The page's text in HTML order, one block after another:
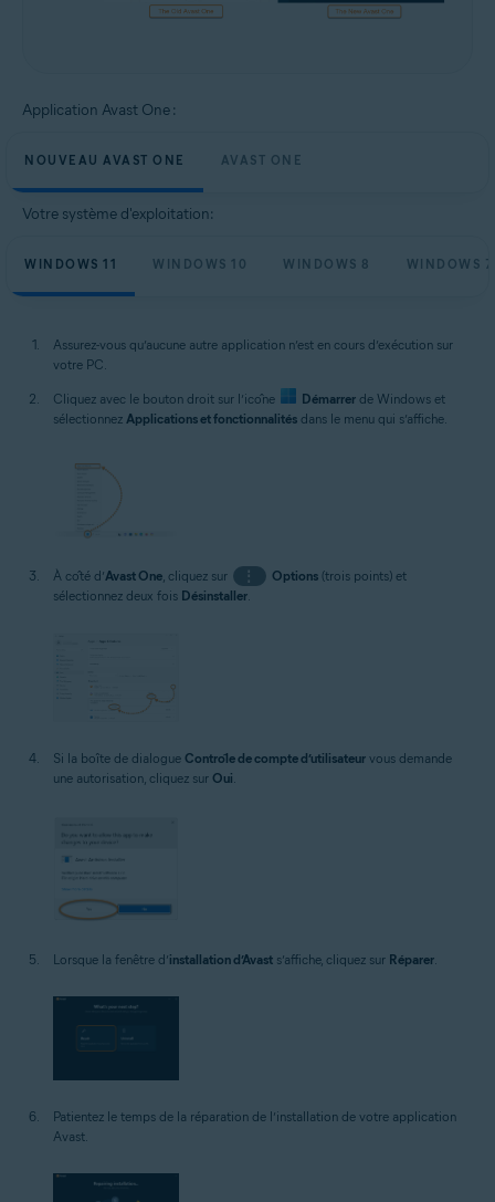
Application Avast One :
NOUVEAU AVAST ONE AVAST ONE
Votre système d'exploitation:
WINDOWS 11 WINDOWS 10 WINDOWS 8 WINDOWS 7
Assurez-vous qu’aucune autre application n’est en cours d’exécution sur
votre PC.
Cliquez avec le bouton droit sur l’icône Démarrer de Windows et
sélectionnez Applications et fonctionnalités dans le menu qui s’affiche.
À côté d’Avast One , cliquez sur ⋮ Options(trois points) et
sélectionnez deux fois Désinstaller
Si la boîte de dialogue Contrôle de compte d’utilisateur vous demande
une autorisation, cliquez sur Oui.
Lorsque la fenêtre d’installation d’Avast s’affiche, cliquez sur Réparer.
Patientez le temps de la réparation de l’installation de votre application
Avast.